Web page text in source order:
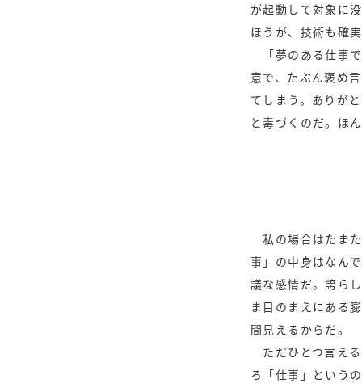
が起動して対象に
ほうが、技術も確
「夢のある仕事
意で、たぶん褒め
てしまう。ありが
と毒づくのだ。ほ
私の場合はたま
事」の中身はなん
議な感情だ。誇ら
ま目のまえにある
間見えるからだ。
ただひとつ言え
ろ「仕事」という